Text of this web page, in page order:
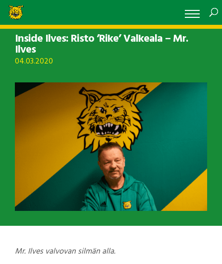
Inside Ilves: Risto ’Rike’ Valkeala – Mr.
Ilves
04.03.2020
Mr. Ilves valvovan silmän alla.